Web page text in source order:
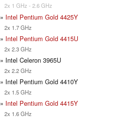
2x 1 GHz - 2.6 GHz
» Intel Pentium Gold 4425Y
2x 1.7 GHz
» Intel Pentium Gold 4415U
2x 2.3 GHz
» Intel Celeron 3965U
2x 2.2 GHz
» Intel Pentium Gold 4410Y
2x 1.5 GHz
» Intel Pentium Gold 4415Y
2x 1.6 GHz